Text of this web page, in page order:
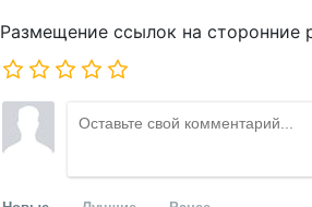
Размещение ссылок на сторонние